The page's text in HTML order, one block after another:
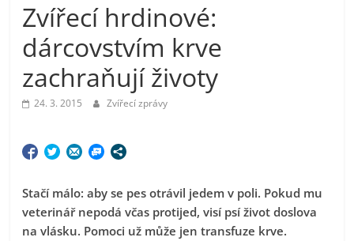
Zvířecí hrdinové:
dárcovstvím krve
zachraňují životy
24. 3. 2015 Zvířecí zprávy
Stačí málo: aby se pes otrávil jedem v poli. Pokud mu
veterinář nepodá včas protijed, visí psí život doslova
na vlásku. Pomoci už může jen transfuze krve.